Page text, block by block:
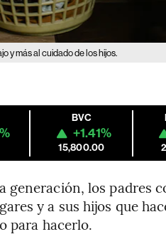
y más al cuidado de los hijos.
BVC
+1.41%
15,800.00
los padres
y a sus hijos que
para hacerlo.